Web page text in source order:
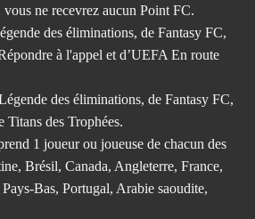
ne recevrez aucun Point FC.
des éliminations, de Fantasy FC,
à l'appel et d’UEFA En route
des éliminations, de Fantasy FC,
des Trophées.
1 joueur ou joueuse de chacun des
Brésil, Canada, Angleterre, France,
Bas, Portugal, Arabie saoudite,